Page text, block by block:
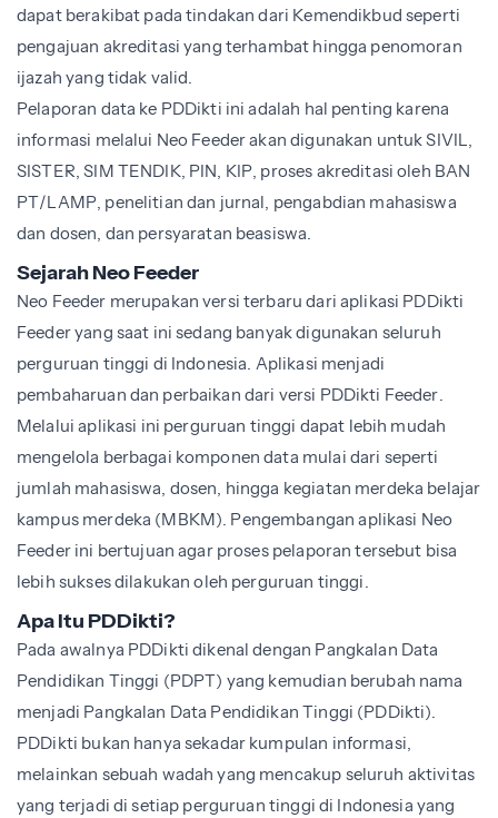
dapat berakibat pada tindakan dari Kemendikbud seperti
pengajuan akreditasi yang terhambat hingga penomoran
ijazah yang tidak valid.
Pelaporan data ke PDDikti ini adalah hal penting karena
informasi melalui Neo Feeder akan digunakan untuk SIVIL,
SISTER, SIM TENDIK, PIN, KIP, proses akreditasi oleh BAN
PT/LAMP, penelitian dan jurnal, pengabdian mahasiswa
dan dosen, dan persyaratan beasiswa.
Sejarah Neo Feeder
Neo Feeder merupakan versi terbaru dari aplikasi PDDikti
Feeder yang saat ini sedang banyak digunakan seluruh
perguruan tinggi di Indonesia. Aplikasi menjadi
pembaharuan dan perbaikan dari versi PDDikti Feeder.
Melalui aplikasi ini perguruan tinggi dapat lebih mudah
mengelola berbagai komponen data mulai dari seperti
jumlah mahasiswa, dosen, hingga kegiatan merdeka belajar
kampus merdeka (MBKM). Pengembangan aplikasi Neo
Feeder ini bertujuan agar proses pelaporan tersebut bisa
lebih sukses dilakukan oleh perguruan tinggi.
Apa Itu PDDikti?
Pada awalnya PDDikti dikenal dengan Pangkalan Data
Pendidikan Tinggi (PDPT) yang kemudian berubah nama
menjadi Pangkalan Data Pendidikan Tinggi (PDDikti).
PDDikti bukan hanya sekadar kumpulan informasi,
melainkan sebuah wadah yang mencakup seluruh aktivitas
yang terjadi di setiap perguruan tinggi di Indonesia yang